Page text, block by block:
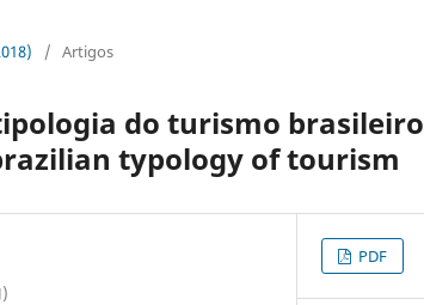
/ Artigos
do turismo brasileiro
typology of tourism
PDF